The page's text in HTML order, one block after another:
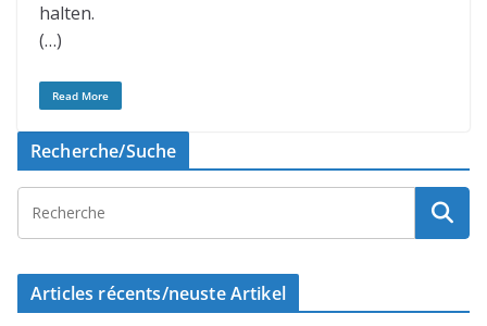
halten.
(…)
Read More
Recherche/Suche
Articles récents/neuste Artikel